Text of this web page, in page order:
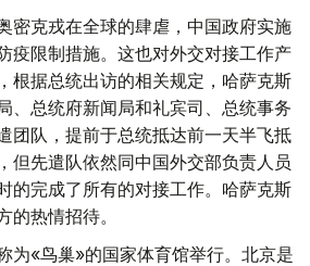
密克戎在全球的肆虐，中国政府实施
疫限制措施。这也对外交对接工作产
根据总统出访的相关规定，哈萨克斯
、总统府新闻局和礼宾司、总统事务
团队，提前于总统抵达前一天半飞抵
但先遣队依然同中国外交部负责人员
的完成了所有的对接工作。哈萨克斯
的热情招待。
为«鸟巢»的国家体育馆举行。北京是